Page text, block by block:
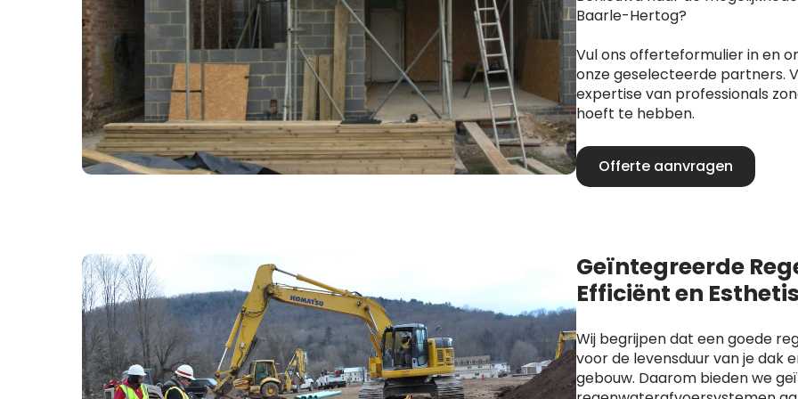
Baarle-Hertog?
Vul ons offerteformulier in en
onze geselecteerde partners.
expertise van professionals
hoeft te hebben.
Offerte aanvragen
Geïntegreerde
Efficiënt en
Wij begrijpen dat een goede
voor de levensduur van je dak
gebouw. Daarom bieden we